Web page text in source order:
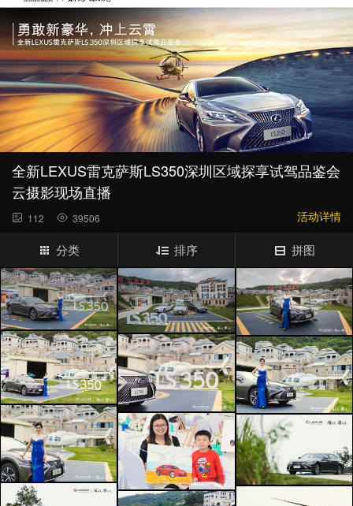
全新LEXUS雷克萨斯LS350深圳区域探享试驾品鉴会
云摄影现场直播
112 39506 活动详情